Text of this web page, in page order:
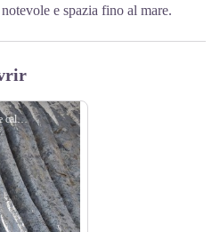
e spazia fino al mare.
Fenomeni erosivi su rocce calcaree - Roberto Pockaj